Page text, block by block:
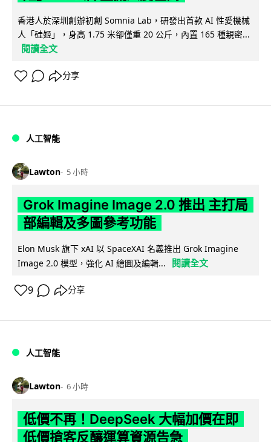
香港人於深圳創辦初創 Somnia Lab，研發出首款 AI 性愛機械
人「硅姬」，身高 1.75 米卻僅重 20 公斤，內置 165 種親密...
閱讀全文
分享
人工智能
Lawton 5 小時
Grok Imagine Image 2.0 推出 主打局
部編輯及多圖參考功能
Elon Musk 旗下 xAI 以 SpaceXAI 名義推出 Grok Imagine
Image 2.0 模型，強化 AI 繪圖及編輯...
閱讀全文
9 分享
人工智能
Lawton 6 小時
低價不再！DeepSeek 大幅加價在即
低價搶客反釀運算資源告急